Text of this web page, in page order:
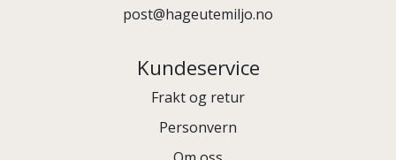
post@hageutemiljo.no
Kundeservice
Frakt og retur
Personvern